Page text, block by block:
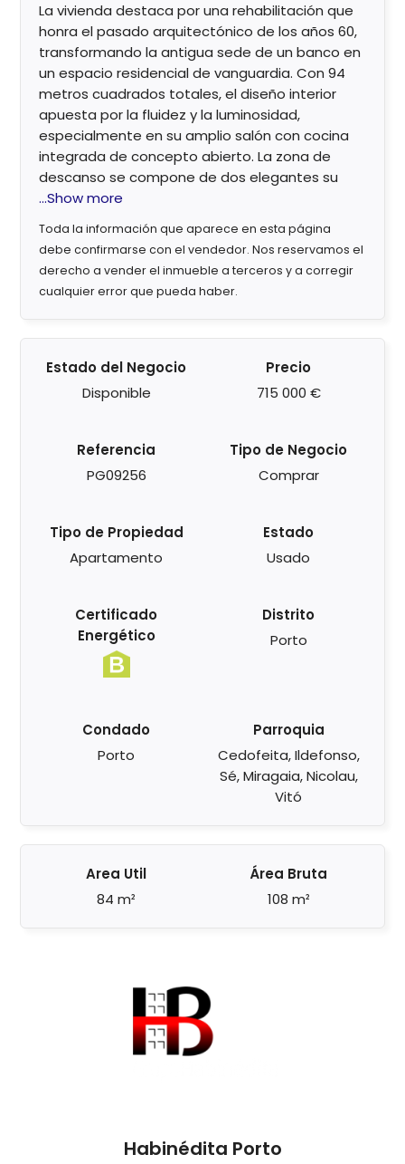
La vivienda destaca por una rehabilitación que
honra el pasado arquitectónico de los años 60,
transformando la antigua sede de un banco en
un espacio residencial de vanguardia. Con 94
metros cuadrados totales, el diseño interior
apuesta por la fluidez y la luminosidad,
especialmente en su amplio salón con cocina
integrada de concepto abierto. La zona de
descanso se compone de dos elegantes su
...Show more
Toda la información que aparece en esta página
debe confirmarse con el vendedor. Nos reservamos el
derecho a vender el inmueble a terceros y a corregir
cualquier error que pueda haber.
Estado del Negocio
Disponible
Precio
715 000 €
Referencia
PG09256
Tipo de Negocio
Comprar
Tipo de Propiedad
Apartamento
Estado
Usado
Certificado
Energético
Distrito
Porto
Condado
Porto
Parroquia
Cedofeita, Ildefonso,
Sé, Miragaia, Nicolau,
Vitó
Area Util
84 m²
Área Bruta
108 m²
Habinédita Porto